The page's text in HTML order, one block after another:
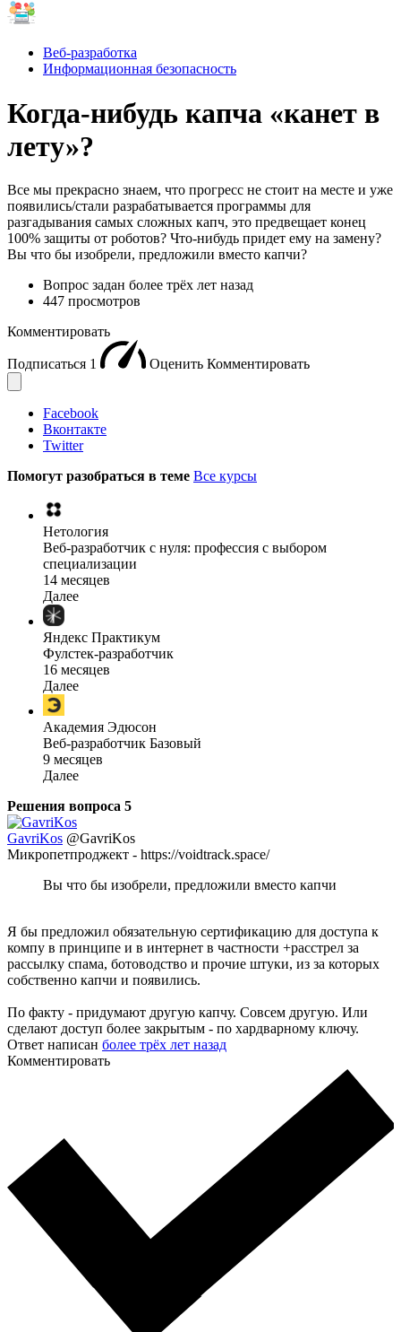
Веб-разработка
Информационная безопасность
Когда-нибудь капча «канет в
лету»?
Все мы прекрасно знаем, что прогресс не стоит на месте и уже
появились/стали разрабатывается программы для
разгадывания самых сложных капч, это предвещает конец
100% защиты от роботов? Что-нибудь придет ему на замену?
Вы что бы изобрели, предложили вместо капчи?
Вопрос задан более трёх лет назад
447 просмотров
Комментировать
Подписаться 1 Оценить Комментировать
Facebook
Вконтакте
Twitter
Помогут разобраться в теме Все курсы
Нетология
Веб-разработчик с нуля: профессия с выбором
специализации
14 месяцев
Далее
Яндекс Практикум
Фулстек-разработчик
16 месяцев
Далее
Академия Эдюсон
Веб-разработчик Базовый
9 месяцев
Далее
Решения вопроса 5
GavriKos @GavriKos
Микропетпроджект - https://voidtrack.space/
Вы что бы изобрели, предложили вместо капчи
Я бы предложил обязательную сертификацию для доступа к
компу в принципе и в интернет в частности +расстрел за
рассылку спама, ботоводство и прочие штуки, из за которых
собственно капчи и появились.
По факту - придумают другую капчу. Совсем другую. Или
сделают доступ более закрытым - по хардварному ключу.
Ответ написан более трёх лет назад
Комментировать